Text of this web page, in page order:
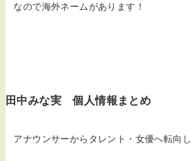
なので海外ネームがあります！
田中みな実 個人情報まとめ
アナウンサーからタレント・女優へ転向し